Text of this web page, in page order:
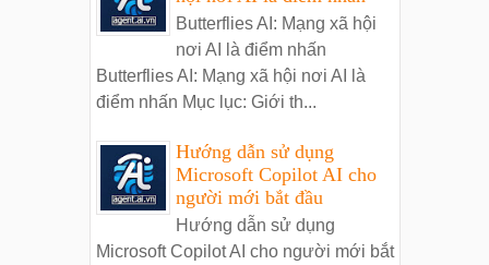
Butterflies AI: Mạng xã hội
nơi AI là điểm nhấn
Butterflies AI: Mạng xã hội nơi AI là
điểm nhấn Mục lục: Giới th...
Hướng dẫn sử dụng
Microsoft Copilot AI cho
người mới bắt đầu
Hướng dẫn sử dụng
Microsoft Copilot AI cho người mới bắt